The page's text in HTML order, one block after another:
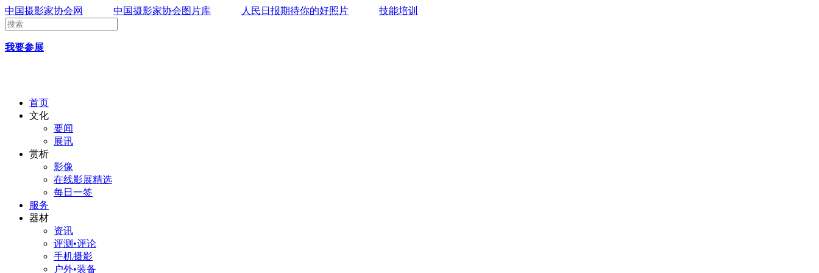
中国摄影家协会网 中国摄影家协会图片库 人民日报期待你的好照片 技能培训
我要参展
首页
文化
要闻
展讯
赏析
影像
在线影展精选
每日一签
服务
器材
资讯
评测•评论
手机摄影
户外•装备